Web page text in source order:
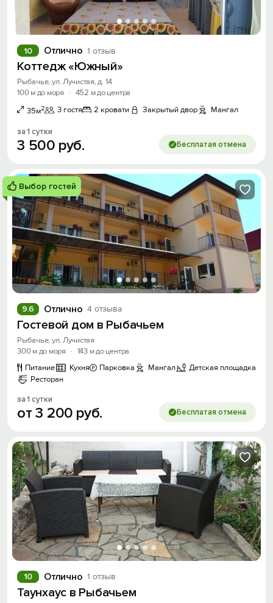
Отлично 1 отзыв
10
Коттедж «Южный»
Рыбачье, ул. Лучистая, д. 14
100 м до моря
· 452 м до центра
35м2 3 гостя 2 кровати Закрытый двор Мангал
за 1 сутки
3 500 руб. Бесплатая отмена
Выбор гостей
Отлично 4 отзыва
9.6
Гостевой дом в Рыбачьем
Рыбачье, ул. Лучистая
300 м до моря
· 143 м до центра
Питание
Кухня Парковка Мангал
Детская площадка
Ресторан
за 1 сутки
от3 200 руб. Бесплатая отмена
Отлично 1 отзыв
10
Таунхаус в Рыбачьем